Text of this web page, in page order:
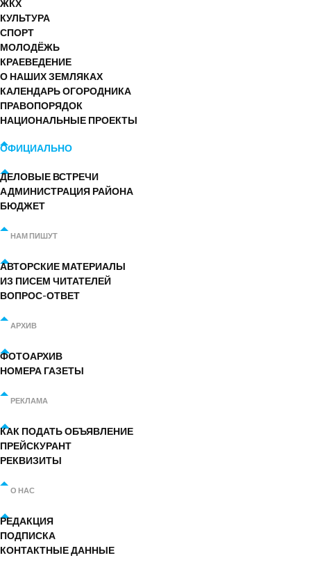
ЖКХ
КУЛЬТУРА
СПОРТ
МОЛОДЁЖЬ
КРАЕВЕДЕНИЕ
О НАШИХ ЗЕМЛЯКАХ
КАЛЕНДАРЬ ОГОРОДНИКА
ПРАВОПОРЯДОК
НАЦИОНАЛЬНЫЕ ПРОЕКТЫ
ОФИЦИАЛЬНО
ДЕЛОВЫЕ ВСТРЕЧИ
АДМИНИСТРАЦИЯ РАЙОНА
БЮДЖЕТ
НАМ ПИШУТ
АВТОРСКИЕ МАТЕРИАЛЫ
ИЗ ПИСЕМ ЧИТАТЕЛЕЙ
ВОПРОС-ОТВЕТ
АРХИВ
ФОТОАРХИВ
НОМЕРА ГАЗЕТЫ
РЕКЛАМА
КАК ПОДАТЬ ОБЪЯВЛЕНИЕ
ПРЕЙСКУРАНТ
РЕКВИЗИТЫ
О НАС
РЕДАКЦИЯ
ПОДПИСКА
КОНТАКТНЫЕ ДАННЫЕ